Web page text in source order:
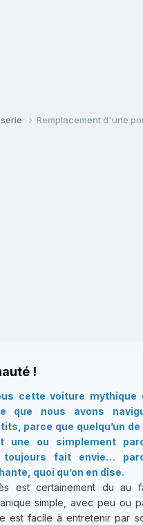
Remplacement d'une
!
cette voiture mythique
que nous avons
parce que quelqu’un de
une ou simplement
toujours fait envie…
quoi qu’on en dise.
est certainement du au
simple, avec peu ou
est facile à entretenir par